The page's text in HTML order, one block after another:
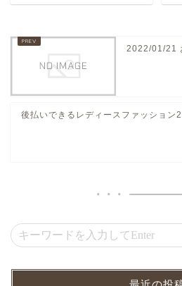
2022/01/21
後払いできるレディースファッション2